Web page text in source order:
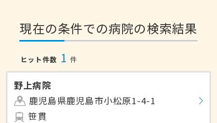
現在の条件での病院の検索結果
ヒット件数 1 件
野上病院
鹿児島県鹿児島市小松原1-4-1
笹貫